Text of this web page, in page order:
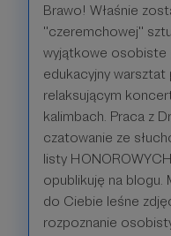
Brawo! Właśnie
''czeremchowej''
wyjątkowe osobiste
edukacyjny warsztat
relaksującym
kalimbach. Praca z
czatowanie ze
listy
opublikuję na blogu.
do Ciebie leśne
rozpoznanie